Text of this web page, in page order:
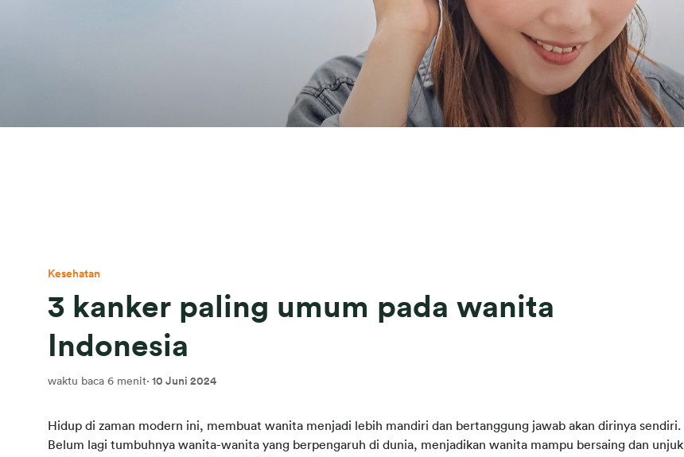
Kesehatan
3 kanker paling umum pada wanita
Indonesia
waktu baca 6 menit· 10 Juni 2024
Hidup di zaman modern ini, membuat wanita menjadi lebih mandiri dan bertanggung jawab akan dirinya sendiri.
Belum lagi tumbuhnya wanita-wanita yang berpengaruh di dunia, menjadikan wanita mampu bersaing dan unjuk